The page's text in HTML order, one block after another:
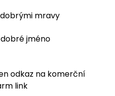
mravy
jméno
odkaz na komerční
link